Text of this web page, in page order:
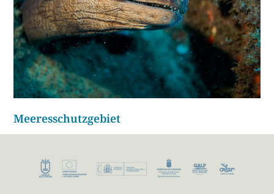
Meeresschutzgebiet